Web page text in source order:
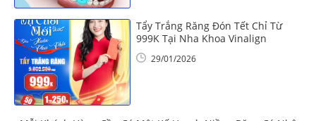
Tẩy Trắng Răng Đón Tết Chỉ Từ
999K Tại Nha Khoa Vinalign
29/01/2026